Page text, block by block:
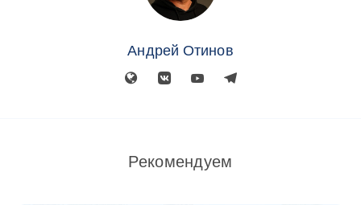
Андрей Отинов
Рекомендуем